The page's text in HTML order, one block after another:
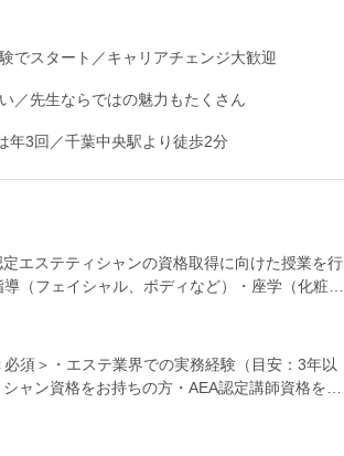
でスタート／キャリアチェンジ大歓迎
／先生ならではの魅力もたくさん
年3回／千葉中央駅より徒歩2分
エステティシャンの資格取得に向けた授業を行
（フェイシャル、ボディなど）・座学（化粧品
入学式、卒業式、学園祭、スポーツ大会、学生
1組のチーム制。誰かがメインで進行し、誰か
全てを背負うことはありません。まずは先輩や
を掴んでいきましょう。【慣れてきたら…】メ
ょう。アシスタント期間に明確な区切りはない
スの担任もお任せできるようになっていただけ
須＞・エステ業界での実務経験（目安：3年以
ャン資格をお持ちの方・AEA認定講師資格をお
としてのセカンドキャリアを考えている方・美